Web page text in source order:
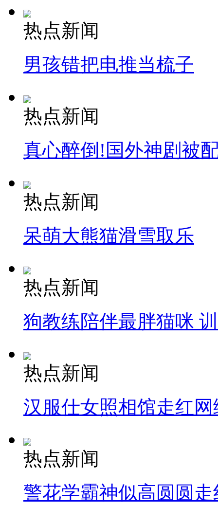
热点新闻
男孩错把电推当梳子
热点新闻
真心醉倒!国外神剧被
热点新闻
呆萌大熊猫滑雪取乐
热点新闻
狗教练陪伴最胖猫咪
热点新闻
汉服仕女照相馆走红网
热点新闻
警花学霸神似高圆圆走